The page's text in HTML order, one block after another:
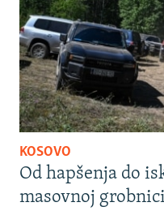
KOSOVO
Od hapšenja do
masovnoj